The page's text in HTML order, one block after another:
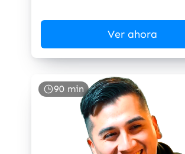
Ver ahora
90 min